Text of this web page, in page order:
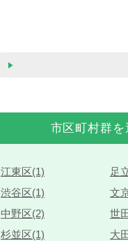
市区町村群を
江東区(1) 足
渋谷区(1) 文
中野区(2) 世
杉並区(1) 大